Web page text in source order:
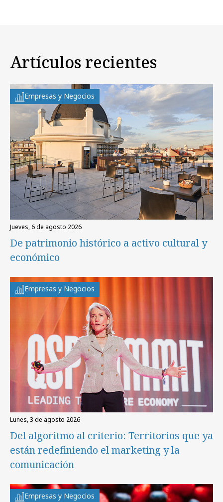
Artículos recientes
Empresas y Negocios
jueves, 6 de agosto 2026
De patrimonio histórico a activo cultural y
económico
Empresas y Negocios
lunes, 3 de agosto 2026
Del algoritmo al criterio: Territorios que ya
están redefiniendo el marketing y la
comunicación
Empresas y Negocios